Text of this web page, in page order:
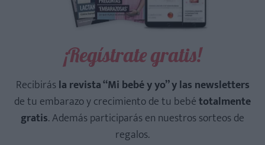
¡Regístrate gratis!
Recibirásla revista “Mi bebé y yo” y las newsletters
de tu embarazo y crecimiento de tu bebétotalmente
gratis. Además participarás en nuestros sorteos de
regalos.